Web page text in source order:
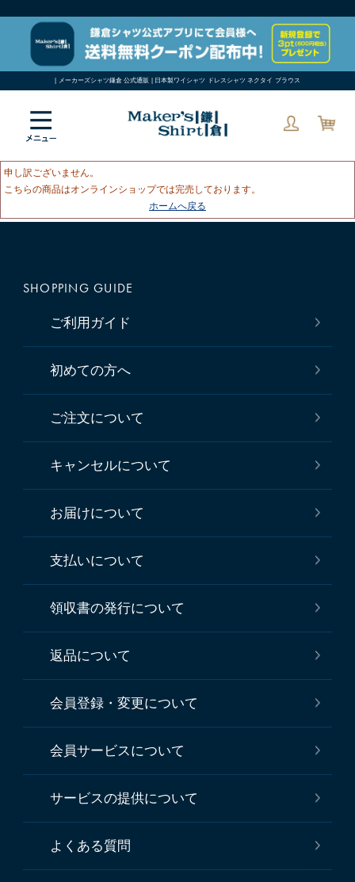
| メーカーズシャツ鎌倉 公式通販 | 日本製ワイシャツ ドレスシャツ ネクタイ ブラウス
申し訳ございません。
こちらの商品はオンラインショップでは完売しております。
ホームへ戻る
SHOPPING GUIDE
ご利用ガイド
初めての方へ
ご注文について
キャンセルについて
お届けについて
支払いについて
領収書の発行について
返品について
会員登録・変更について
会員サービスについて
サービスの提供について
よくある質問